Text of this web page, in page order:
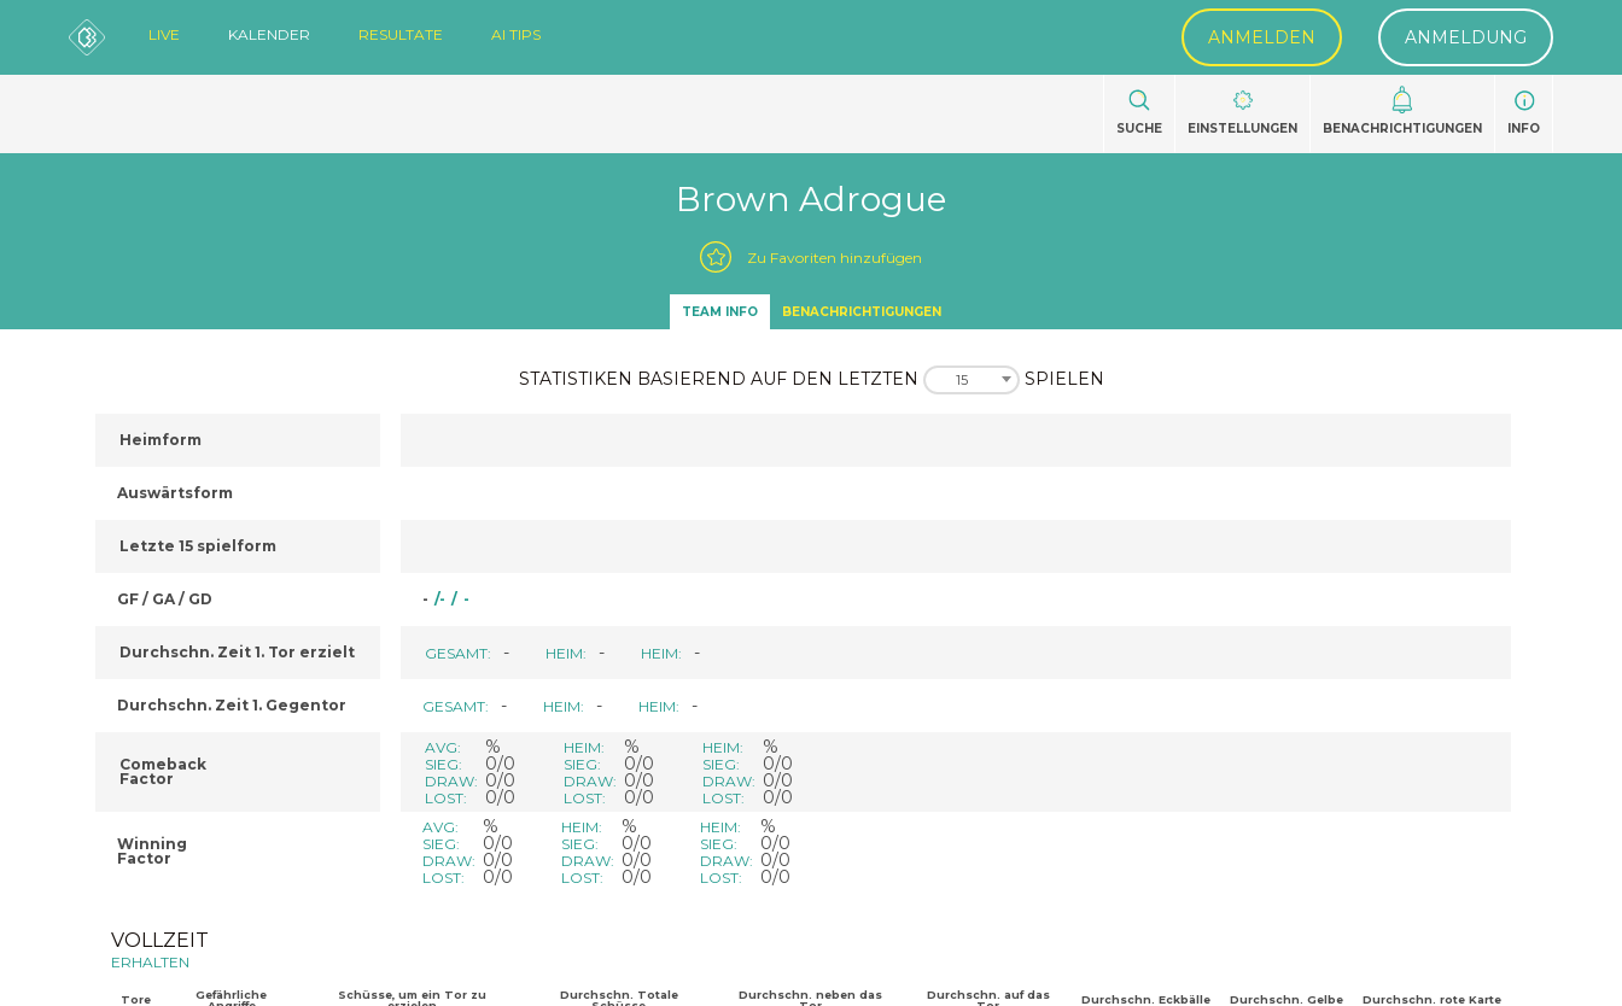
LIVE KALENDER RESULTATE AI TIPS ANMELDEN ANMELDUNG
SUCHE EINSTELLUNGEN BENACHRICHTIGUNGEN INFO
Brown Adrogue
Zu Favoriten hinzufügen
TEAM INFO BENACHRICHTIGUNGEN
STATISTIKEN BASIEREND AUF DEN LETZTEN 15 SPIELEN
Heimform
Auswärtsform
Letzte 15 spielform
GF / GA / GD
Durchschn. Zeit 1. Tor erzielt
Durchschn. Zeit 1. Gegentor
Comeback
Factor
Winning
Factor
- /- / -
GESAMT: - HEIM: - HEIM: -
GESAMT: - HEIM: - HEIM: -
AVG: %
SIEG: 0/0
DRAW: 0/0
LOST: 0/0
HEIM: %
SIEG: 0/0
DRAW: 0/0
LOST: 0/0
HEIM: %
SIEG: 0/0
DRAW: 0/0
LOST: 0/0
AVG: %
SIEG: 0/0
DRAW: 0/0
LOST: 0/0
HEIM: %
SIEG: 0/0
DRAW: 0/0
LOST: 0/0
HEIM: %
SIEG: 0/0
DRAW: 0/0
LOST: 0/0
VOLLZEIT
ERHALTEN
Tore
Gefährliche
Schüsse, um ein Tor zu
Durchschn. Totale
Durchschn. neben das
Durchschn. auf das
Durchschn. Eckbälle Durchschn. Gelbe Durchschn. rote Karte